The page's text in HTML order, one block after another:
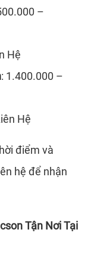
–
Hệ
: 1.400.000 –
Hệ
điểm và
hệ để nhận
Tận Nơi Tại